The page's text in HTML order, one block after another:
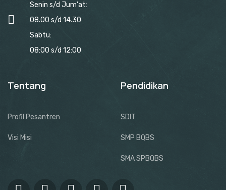
Senin s/d Jum'at:
08.00 s/d 14.30
Sabtu:
08:00 s/d 12:00
Tentang
Profil Pesantren
Visi Misi
Pendidikan
SDIT
SMP BQBS
SMA SPBQBS